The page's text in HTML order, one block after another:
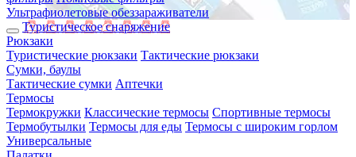
Ультрафиолетовые обеззараживатели
Туристическое снаряжение
Рюкзаки
Туристические рюкзаки Тактические рюкзаки
Сумки, баулы
Тактические сумки Аптечки
Термосы
Термокружки Классические термосы Спортивные термосы
Термобутылки Термосы для еды Термосы с широким горлом
Универсальные